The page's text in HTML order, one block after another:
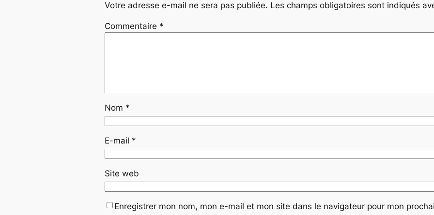
Votre adresse e-mail ne sera pas publiée. Les champs obligatoires sont indiqués
Commentaire *
Nom *
E-mail *
Site web
Enregistrer mon nom, mon e-mail et mon site dans le navigateur pour mon